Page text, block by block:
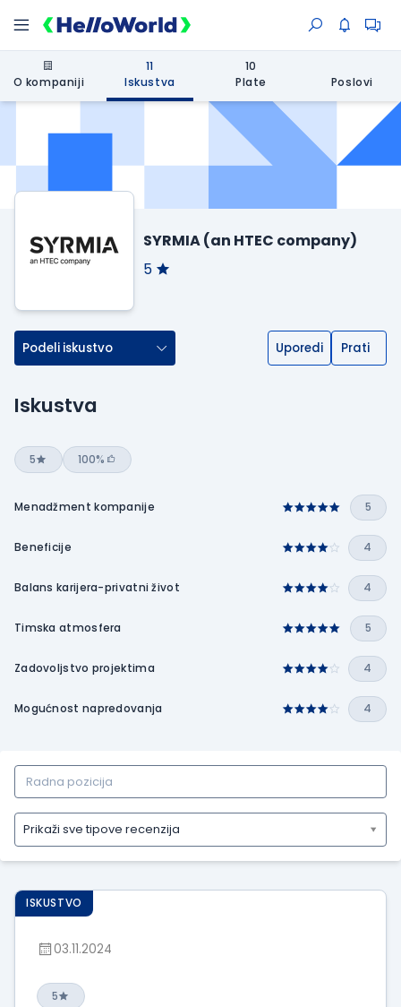
O kompaniji
11
Iskustva
10
Plate
Poslovi
SYRMIA (an HTEC company)
5
Podeli iskustvo Uporedi Prati
Iskustva
5 100%
Menadžment kompanije 5
Beneficije 4
Balans karijera-privatni život 4
Timska atmosfera 5
Zadovoljstvo projektima 4
Mogućnost napredovanja 4
Prikaži sve tipove recenzija
Prikaži
sve
tipove
recenzija
iskustva
radu
ISKUSTVO
03.11.2024
5